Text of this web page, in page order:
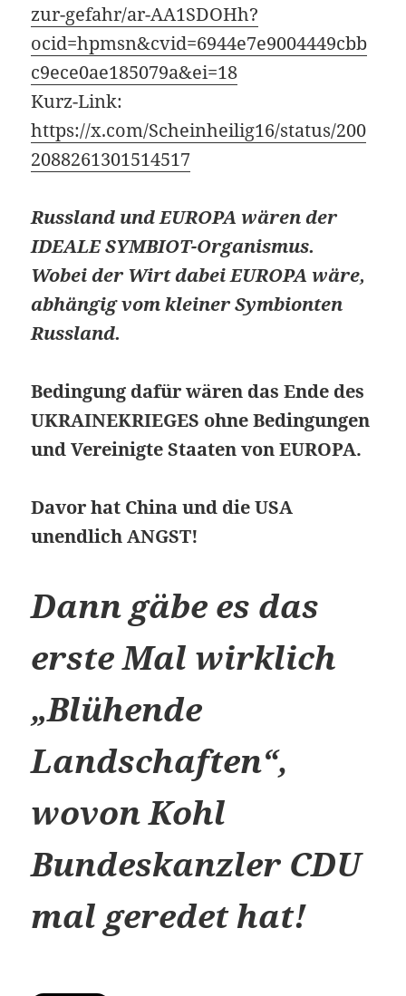
zur-gefahr/ar-AA1SDOHh?
ocid=hpmsn&cvid=6944e7e9004449cbb
c9ece0ae185079a&ei=18
Kurz-Link:
https://x.com/Scheinheilig16/status/200
2088261301514517
Russland und EUROPA wären der
IDEALE SYMBIOT-Organismus.
Wobei der Wirt dabei EUROPA wäre,
abhängig vom kleiner Symbionten
Russland.
Bedingung dafür wären das Ende des
UKRAINEKRIEGES ohne Bedingungen
und Vereinigte Staaten von EUROPA.
Davor hat China und die USA
unendlich ANGST!
Dann gäbe es das
erste Mal wirklich
„Blühende
Landschaften“,
wovon Kohl
Bundeskanzler CDU
mal geredet hat!